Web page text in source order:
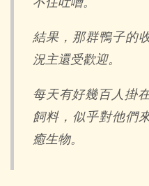
結果，那群鴨子的
況主還受歡迎。
每天有好幾百人掛
飼料，似乎對他們
癒生物。